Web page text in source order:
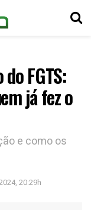
FGTS:
já fez o
e como os
20:29h